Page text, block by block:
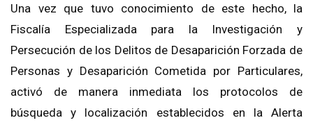
Una vez que tuvo conocimiento de este hecho, la
Fiscalía Especializada para la Investigación y
Persecución de los Delitos de Desaparición Forzada de
Personas y Desaparición Cometida por Particulares,
activó de manera inmediata los protocolos de
búsqueda y localización establecidos en la Alerta